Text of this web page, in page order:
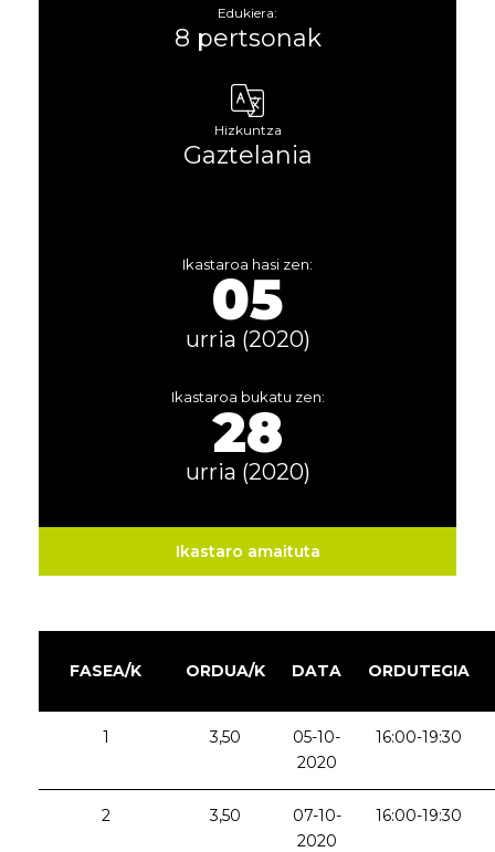
Edukiera:
8 pertsonak
Hizkuntza
Gaztelania
Ikastaroa hasi zen:
05
urria (2020)
Ikastaroa bukatu zen:
28
urria (2020)
Ikastaro amaituta
FASEA/K ORDUA/K DATA ORDUTEGIA
1 3,50
05-10-
2020
16:00-19:30
2 3,50
07-10-
2020
16:00-19:30